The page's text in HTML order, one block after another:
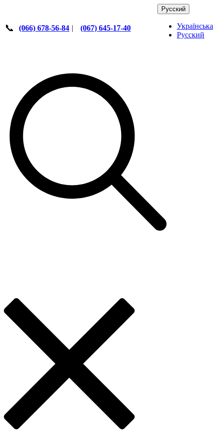
📞 (066) 678-56-84 | (067) 645-17-40
Русский
Українська
Русский